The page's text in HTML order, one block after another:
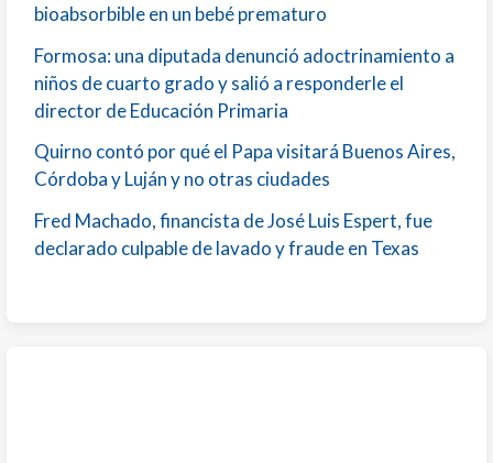
bioabsorbible en un bebé prematuro
Formosa: una diputada denunció adoctrinamiento a
niños de cuarto grado y salió a responderle el
director de Educación Primaria
Quirno contó por qué el Papa visitará Buenos Aires,
Córdoba y Luján y no otras ciudades
Fred Machado, financista de José Luis Espert, fue
declarado culpable de lavado y fraude en Texas